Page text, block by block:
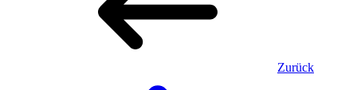
Zurück